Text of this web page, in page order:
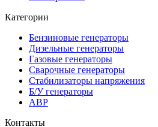
Категории
Бензиновые генераторы
Дизельные генераторы
Газовые генераторы
Сварочные генераторы
Стабилизаторы напряжения
Б/У генераторы
АВР
Контакты